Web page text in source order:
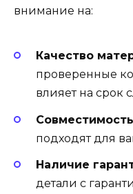
внимание на:
Качество
проверенные
влияет на срок
подходят для
Наличие
детали с